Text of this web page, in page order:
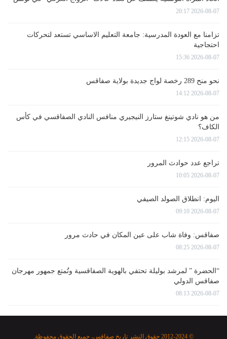
2026-08-07 20:17
تزامنا مع العودة المدرسية: جامعة التعليم الاساسي تستعد لتحركات
احتجاجية
2026-08-07 15:36
نحو منح 289 رخصة لواج جديدة بولاية صفاقس
2026-08-07 14:12
من هو نادي شوتينغ ستارز النيجيري منافس النادي الصفاقسي في كأس
الكاف؟
2026-08-07 12:15
تراجع عدد حوادث المرور
2026-08-07 10:05
اليوم: انطلاق الصولد الصيفي
2026-08-07 09:10
صفاقس: وفاة شاب على عين المكان في حادث مرور
2026-08-07 08:25
“الحضرة ” لمرشد بوليلة تحتفي بالهوية الصفاقسية وتُمتع جمهور مهرجان
صفاقس الدولي
2026-08-07 08:13
© 2012-2024 حقوق النشر تاريخ صفاقس، جميع الحقوق محفوظة.